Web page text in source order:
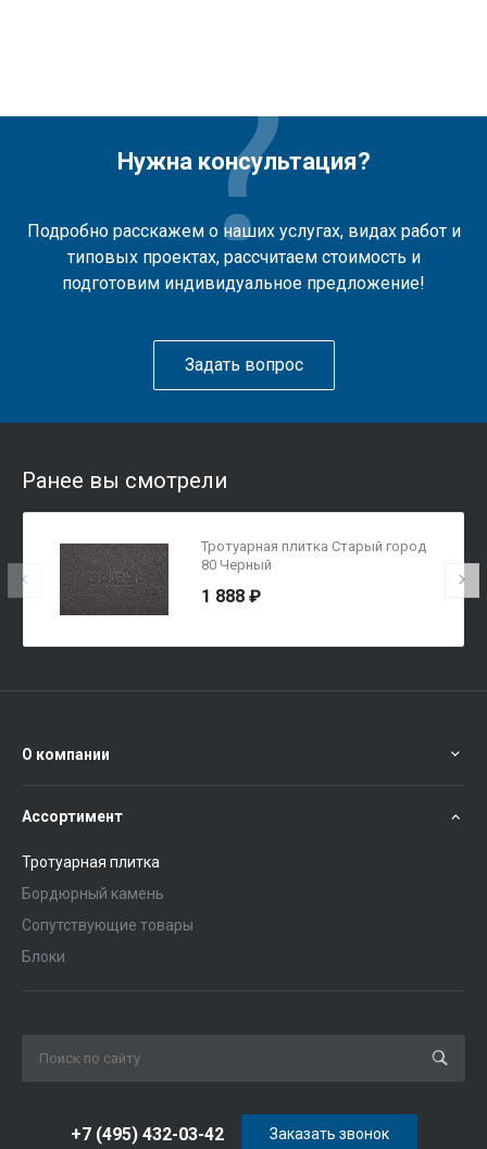
Нужна консультация?
Подробно расскажем о наших услугах, видах работ и
типовых проектах, рассчитаем стоимость и
подготовим индивидуальное предложение!
Задать вопрос
Ранее вы смотрели
Тротуарная плитка Старый город
80 Черный
1 888 ₽
О компании
Ассортимент
Тротуарная плитка
Бордюрный камень
Сопутствующие товары
Блоки
+7 (495) 432-03-42 Заказать звонок